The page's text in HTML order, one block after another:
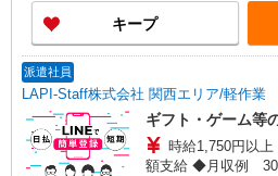
キープ
派遣社員
LAPI-Staff株式会社 関西エリア/軽作業
ギフト・ゲーム等
時給1,750円以
額支給 ◆月収例 308,000円 （夜勤シフト 21時〜